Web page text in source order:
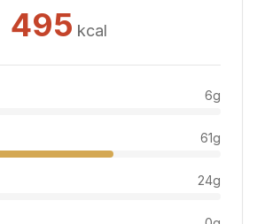
495 kcal
6g
61g
24g